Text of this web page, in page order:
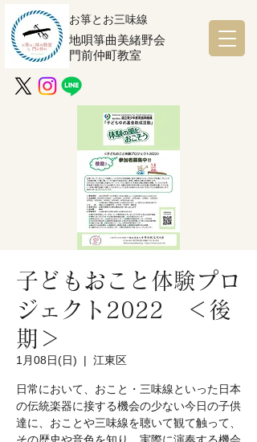
お箏とお三味線
地唄箏曲美緒野会
門前仲町教室
子どもおこと体験プロ
ジェクト2022 ＜後
期＞
1月08日(日)
  |
江東区
日常において、おこと・三味線といった日本
の伝統楽器に接する機会の少ない今日の子供
達に、おことや三味線を聴いて観て触って、